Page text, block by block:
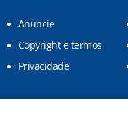
Anuncie
Copyright e termos
Privacidade